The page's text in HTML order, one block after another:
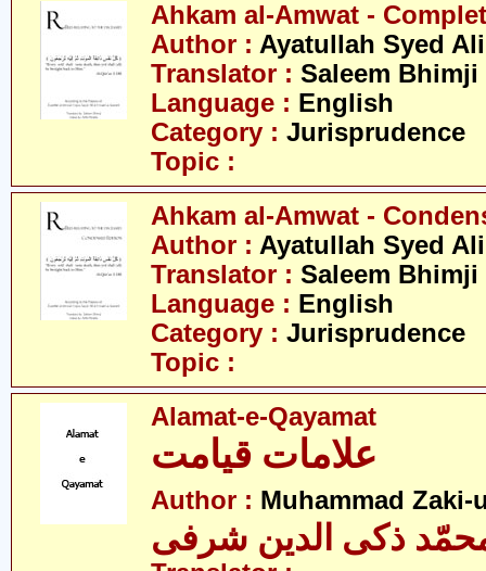
Ahkam al-Amwat -
Author : Ayatullah Syed
Translator : Saleem Bhimji
Language : English
Category : Jurisprudence
Topic :
Ahkam al-Amwat -
Author : Ayatullah Syed
Translator : Saleem Bhimji
Language : English
Category : Jurisprudence
Topic :
Alamat-e-Qayamat
علامات قیامت
Author : Muhammad
ذکی الدین شرفی